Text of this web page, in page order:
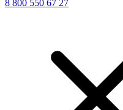
8 800 550 67 27